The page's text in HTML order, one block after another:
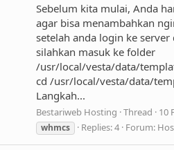
Sebelum kita mulai, Anda
agar bisa menambahkan
setelah anda login ke server
silahkan masuk ke folder
/usr/local/vesta/data/
cd /usr/local/vesta/data/
Langkah...
Bestariweb Hosting Thread 10
whmcs
Replies: 4 Forum: